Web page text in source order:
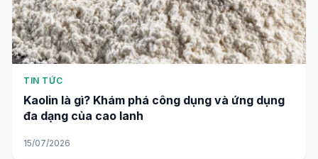
TIN TỨC
Kaolin là gì? Khám phá công dụng và ứng dụng
đa dạng của cao lanh
15/07/2026